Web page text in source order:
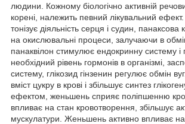
людини. Кожному біологічно активній
корені, належить певний лікувальний
тонізує діяльність серця і судин, панаксова
на окислювальні процеси, залучаючи в
панаквілон стимулює ендокринну систему і
необхідний рівень гормонів в організмі,
систему, глікозид гінзенин регулює обмін
вміст цукру в крові і збільшує синтез
ефектом, женьшень сприяє поліпшенню
впливає на стан кровотворення, збільшує
мускулатури. Женьшень активно впливає